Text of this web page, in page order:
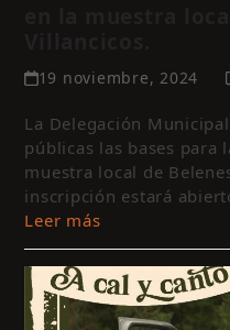
19 noviembre, 2024
La Delegación
públicas las bases para
muestra local de
inscripción estará
Leer más